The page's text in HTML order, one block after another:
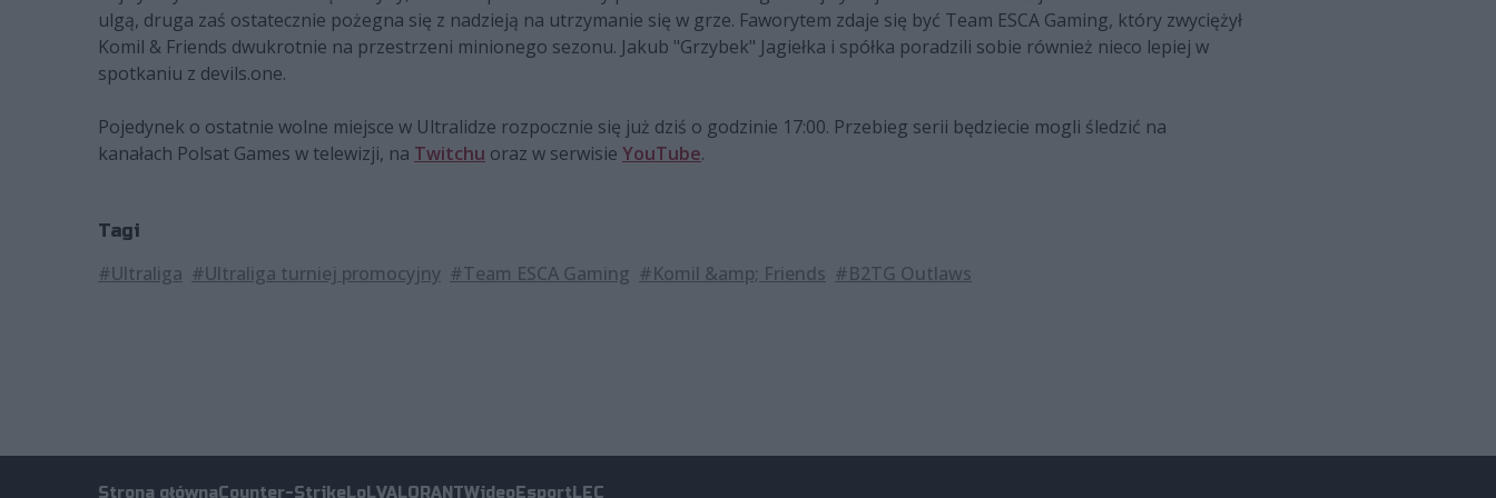
ulgą, druga zaś ostatecznie pożegna się z nadzieją na utrzymanie się w grze. Faworytem zdaje się być Team ESCA Gaming, który zwyciężył
Komil & Friends dwukrotnie na przestrzeni minionego sezonu. Jakub "Grzybek" Jagiełka i spółka poradzili sobie również nieco lepiej w
spotkaniu z devils.one.
Pojedynek o ostatnie wolne miejsce w Ultralidze rozpocznie się już dziś o godzinie 17:00. Przebieg serii będziecie mogli śledzić na
kanałach Polsat Games w telewizji, na Twitchu oraz w serwisie YouTube.
Tagi
#Ultraliga #Ultraliga turniej promocyjny #Team ESCA Gaming #Komil &amp; Friends #B2TG Outlaws
Strona głównaCounter-StrikeLoLVALORANTWideoEsportLEC